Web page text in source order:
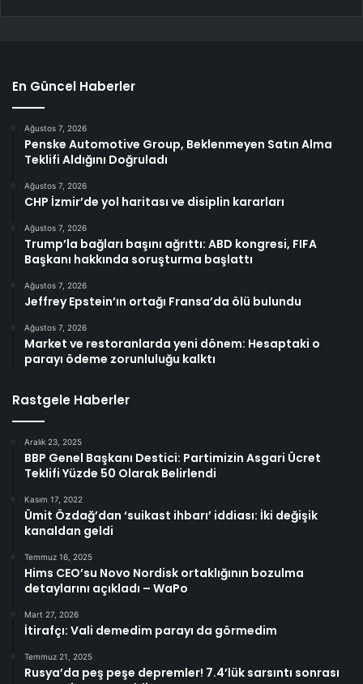
En Güncel Haberler
Ağustos 7, 2026
Penske Automotive Group, Beklenmeyen Satın Alma
Teklifi Aldığını Doğruladı
Ağustos 7, 2026
CHP İzmir’de yol haritası ve disiplin kararları
Ağustos 7, 2026
Trump’la bağları başını ağrıttı: ABD kongresi, FIFA
Başkanı hakkında soruşturma başlattı
Ağustos 7, 2026
Jeffrey Epstein’ın ortağı Fransa’da ölü bulundu
Ağustos 7, 2026
Market ve restoranlarda yeni dönem: Hesaptaki o
parayı ödeme zorunluluğu kalktı
Rastgele Haberler
Aralık 23, 2025
BBP Genel Başkanı Destici: Partimizin Asgari Ücret
Teklifi Yüzde 50 Olarak Belirlendi
Kasım 17, 2022
Ümit Özdağ’dan ‘suikast ihbarı’ iddiası: İki değişik
kanaldan geldi
Temmuz 16, 2025
Hims CEO’su Novo Nordisk ortaklığının bozulma
detaylarını açıkladı – WaPo
Mart 27, 2026
İtirafçı: Vali demedim parayı da görmedim
Temmuz 21, 2025
Rusya’da peş peşe depremler! 7.4’lük sarsıntı sonrası